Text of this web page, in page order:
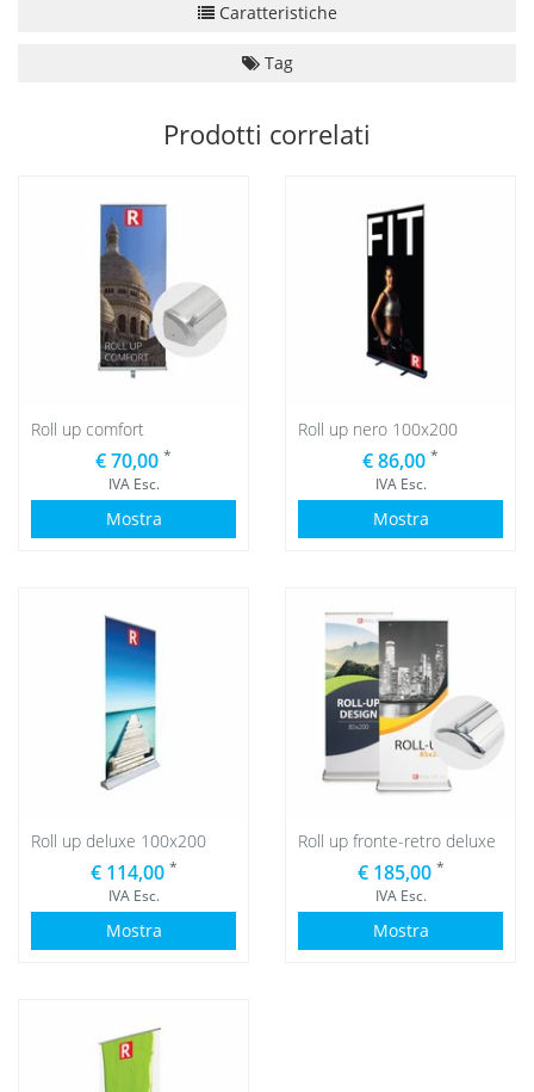
Caratteristiche
Tag
Prodotti correlati
Roll up comfort
€ 70,00 *
IVA Esc.
Mostra
Roll up nero 100x200
€ 86,00 *
IVA Esc.
Mostra
Roll up deluxe 100x200
€ 114,00 *
IVA Esc.
Mostra
Roll up fronte-retro deluxe
€ 185,00 *
IVA Esc.
Mostra